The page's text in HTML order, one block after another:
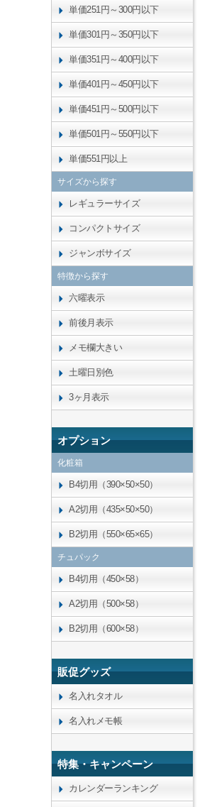
単価251円～300円以下
単価301円～350円以下
単価351円～400円以下
単価401円～450円以下
単価451円～500円以下
単価501円～550円以下
単価551円以上
サイズから探す
レギュラーサイズ
コンパクトサイズ
ジャンボサイズ
特徴から探す
六曜表示
前後月表示
メモ欄大きい
土曜日別色
3ヶ月表示
オプション
化粧箱
B4切用（390×50×50）
A2切用（435×50×50）
B2切用（550×65×65）
チュパック
B4切用（450×58）
A2切用（500×58）
B2切用（600×58）
販促グッズ
名入れタオル
名入れメモ帳
特集・キャンペーン
カレンダーランキング